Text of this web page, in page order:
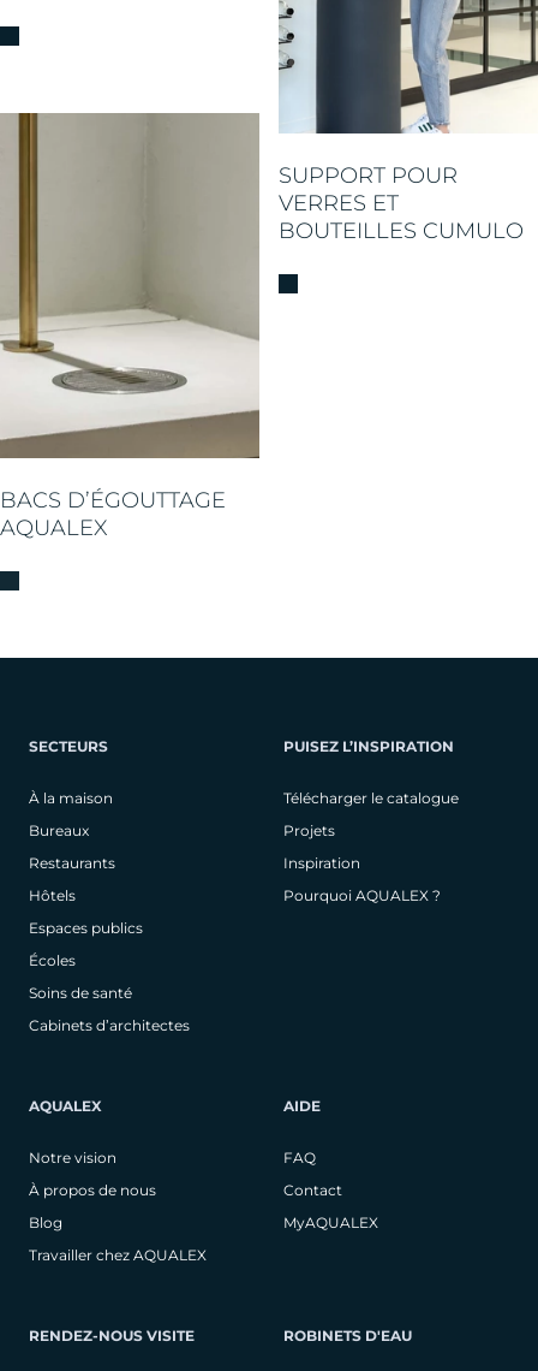
SUPPORT POUR
VERRES ET
BOUTEILLES CUMULO
BACS D’ÉGOUTTAGE
AQUALEX
SECTEURS
À la maison
Bureaux
Restaurants
Hôtels
Espaces publics
Écoles
Soins de santé
Cabinets d’architectes
PUISEZ L’INSPIRATION
Télécharger le catalogue
Projets
Inspiration
Pourquoi AQUALEX ?
AQUALEX
Notre vision
À propos de nous
Blog
Travailler chez AQUALEX
AIDE
FAQ
Contact
MyAQUALEX
RENDEZ-NOUS VISITE ROBINETS D'EAU